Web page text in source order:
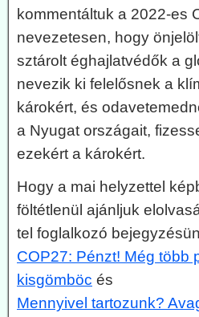
kommentáltuk a 2022-es
nevezetesen, hogy
sztárolt éghajlatvédők a
nevezik ki felelősnek a
károkért, és
a Nyugat országait,
ezekért a károkért.
Hogy a mai helyzettel
föltétlenül ajánljuk
tel foglalkozó
COP27: Pénzt! Még több
kisgömböc és
Mennyivel tartozunk?